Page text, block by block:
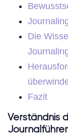
Die
Fazit
Verständnis